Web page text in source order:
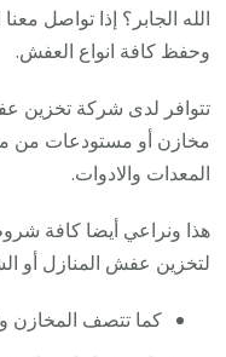
الله الجابر؟ إذا تواصل
وحفظ كافة انواع العفش.
تتوافر لدى شركة تخزين
مخازن أو مستودعات من
المعدات والادوات.
هذا ونراعي أيضا كافة
لتخزين عفش المنازل أو
كما تتصف المخازن